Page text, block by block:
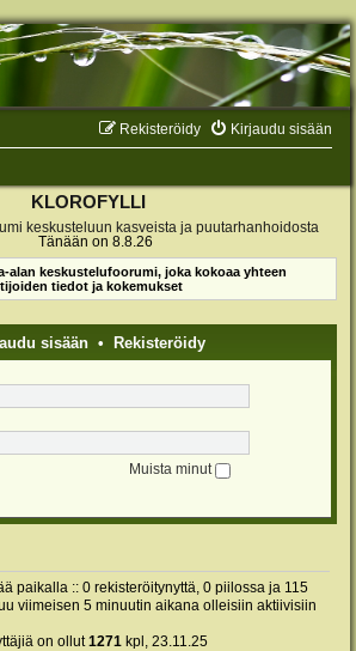
Kirjaudu sisään
Rekisteröidy
KLOROFYLLI
keskusteluun kasveista ja puutarhanhoidosta
Tänään on 8.8.26
alan keskustelufoorumi, joka kokoaa yhteen
tiedot ja kokemukset
sisään• Rekisteröidy
Muista minut
paikalla :: 0 rekisteröitynyttä, 0 piilossa ja 115
viimeisen 5 minuutin aikana olleisiin aktiivisiin
on ollut1271 kpl, 23.11.25